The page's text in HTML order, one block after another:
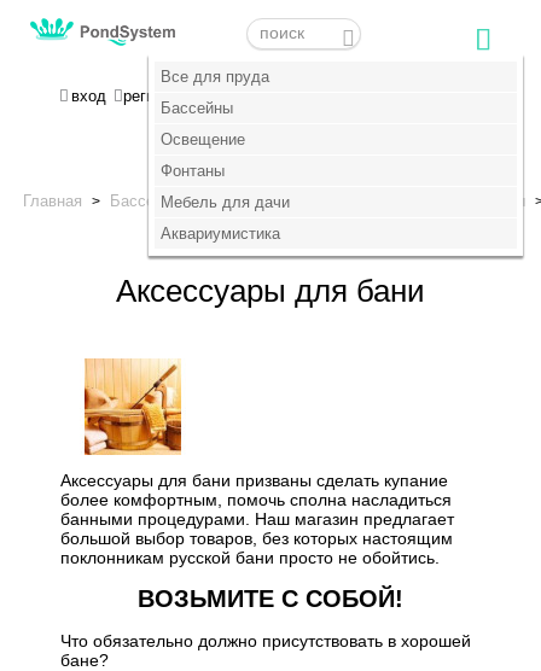
Все для пруда
Бассейны
Освещение
Фонтаны
Мебель для дачи
Аквариумистика
Все для пруда
Бассейны
Освещение
Фонтаны
Мебель для дачи
Аквариумистика
вход регистрация
+7 (495) 647-14-07
Главная > Бассейны > Все для дачи Товары для бани и сауны
Аксессуары для бани
Аксессуары для бани призваны сделать купание
более комфортным, помочь сполна насладиться
банными процедурами. Наш магазин предлагает
большой выбор товаров, без которых настоящим
поклонникам русской бани просто не обойтись.
ВОЗЬМИТЕ С СОБОЙ!
Что обязательно должно присутствовать в хорошей
бане?